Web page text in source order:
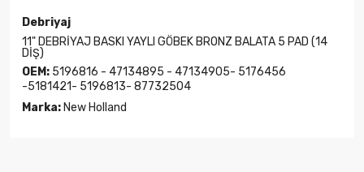
Debriyaj
11" DEBRİYAJ BASKI YAYLI GÖBEK BRONZ BALATA 5 PAD (14
DİŞ)
OEM: 5196816 - 47134895 - 47134905- 5176456
-5181421- 5196813- 87732504
Marka: New Holland